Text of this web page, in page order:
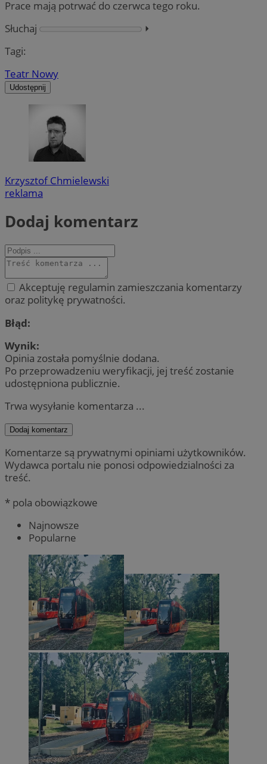
Prace mają potrwać do czerwca tego roku.
Słuchaj
⏵︎
Tagi:
Teatr Nowy
Udostępnij
Krzysztof Chmielewski
reklama
Dodaj komentarz
Akceptuję regulamin zamieszczania komentarzy
oraz politykę prywatności.
Błąd:
Wynik:
Opinia została pomyślnie dodana.
Po przeprowadzeniu weryfikacji, jej treść zostanie
udostępniona publicznie.
Trwa wysyłanie komentarza ...
Dodaj komentarz
Komentarze są prywatnymi opiniami użytkowników.
Wydawca portalu nie ponosi odpowiedzialności za
treść.
* pola obowiązkowe
Najnowsze
Popularne